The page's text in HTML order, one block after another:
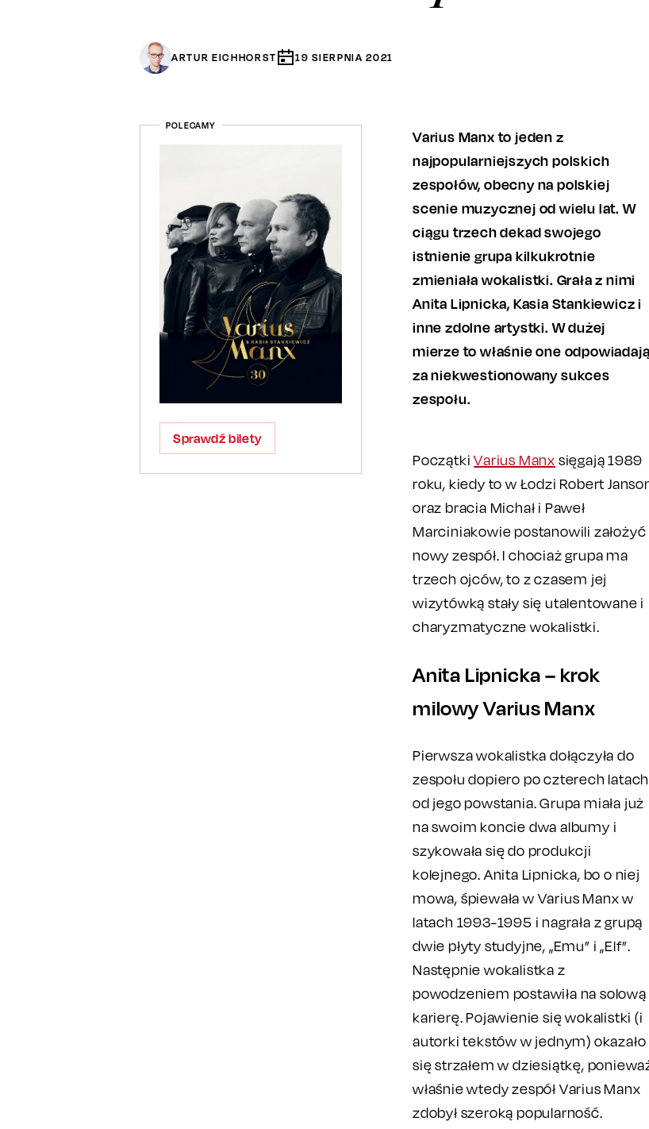
ARTUR EICHHORST 19 SIERPNIA 2021
POLECAMY
Sprawdź bilety
Varius Manx to jeden z
najpopularniejszych polskich
zespołów, obecny na polskiej
scenie muzycznej od wielu lat. W
ciągu trzech dekad swojego
istnienie grupa kilkukrotnie
zmieniała wokalistki. Grała z nimi
Anita Lipnicka, Kasia Stankiewicz i
inne zdolne artystki. W dużej
mierze to właśnie one odpowiadają
za niekwestionowany sukces
zespołu.
PoczątkiVarius Manx sięgają 1989
roku, kiedy to w Łodzi Robert
oraz bracia Michał i Paweł
Marciniakowie postanowili założyć
nowy zespół. I chociaż grupa ma
trzech ojców, to z czasem jej
wizytówką stały się utalentowane i
charyzmatyczne wokalistki.
Anita Lipnicka – krok
milowy Varius Manx
Pierwsza wokalistka dołączyła do
zespołu dopiero po czterech latach
od jego powstania. Grupa miała już
na swoim koncie dwa albumy i
szykowała się do produkcji
kolejnego. Anita Lipnicka, bo o niej
mowa, śpiewała w Varius Manx w
latach 1993-1995 i nagrała z grupą
dwie płyty studyjne, „Emu” i „Elf”.
Następnie wokalistka z
powodzeniem postawiła na solową
karierę. Pojawienie się wokalistki (i
autorki tekstów w jednym) okazało
się strzałem w dziesiątkę,
właśnie wtedy zespół Varius Manx
zdobył szeroką popularność.